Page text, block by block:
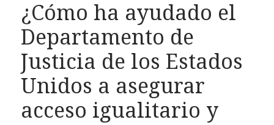
¿Cómo ha ayudado el
Departamento de
Justicia de los Estados
Unidos a asegurar
acceso igualitario y